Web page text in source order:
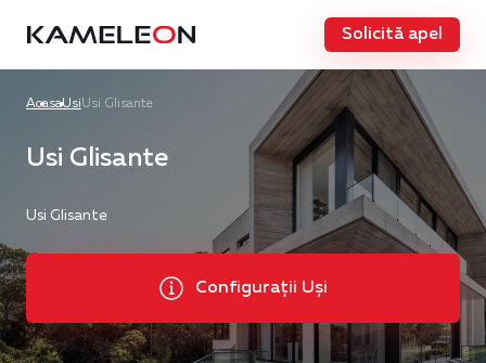
Solicită apel
AcasaUsiUsi Glisante
Usi Glisante
Usi Glisante
Configurații Uși